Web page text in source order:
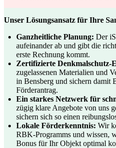
Unser Lösungsansatz für Ihre
Ganzheitliche Planung: Der
aufeinander ab und gibt die
erste Rechnung kommt.
Zertifizierte Denkmalschutz-
zugelassenen Materialien und
in Bensberg und sichern damit
Förderantrag.
Ein starkes Netzwerk für
zügig klare Angebote von uns
sichern sich so einen
Lokale Förderkenntnis: Wir
RBK-Programms und wissen,
Bonus für Ihr Objekt optimal